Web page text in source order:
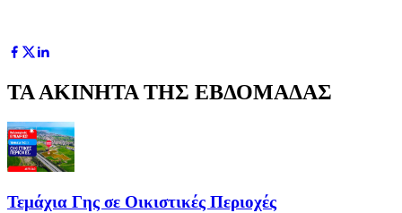
ΤΑ ΑΚΙΝΗΤΑ ΤΗΣ ΕΒΔΟΜΑΔΑΣ
Τεμάχια Γης σε Οικιστικές Περιοχές